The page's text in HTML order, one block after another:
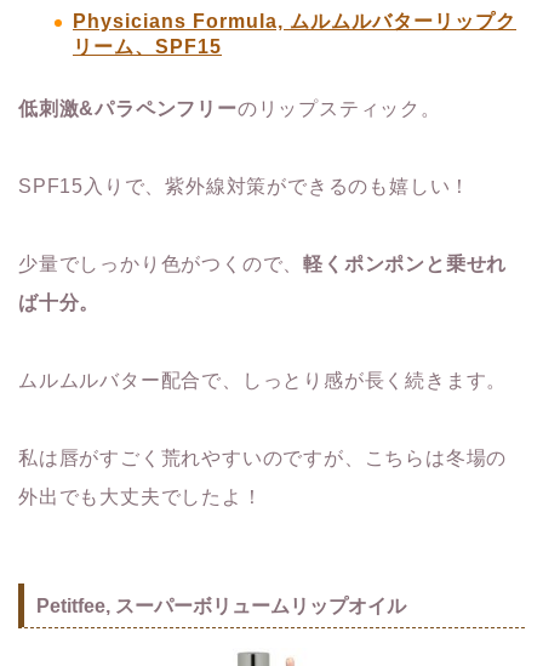
Physicians Formula, ムルムルバターリップク
リーム、SPF15
低刺激&パラペンフリーのリップスティック。
SPF15入りで、紫外線対策ができるのも嬉しい！
少量でしっかり色がつくので、軽くポンポンと乗せれ
ば十分。
ムルムルバター配合で、しっとり感が長く続きます。
私は唇がすごく荒れやすいのですが、こちらは冬場の
外出でも大丈夫でしたよ！
Petitfee, スーパーボリュームリップオイル